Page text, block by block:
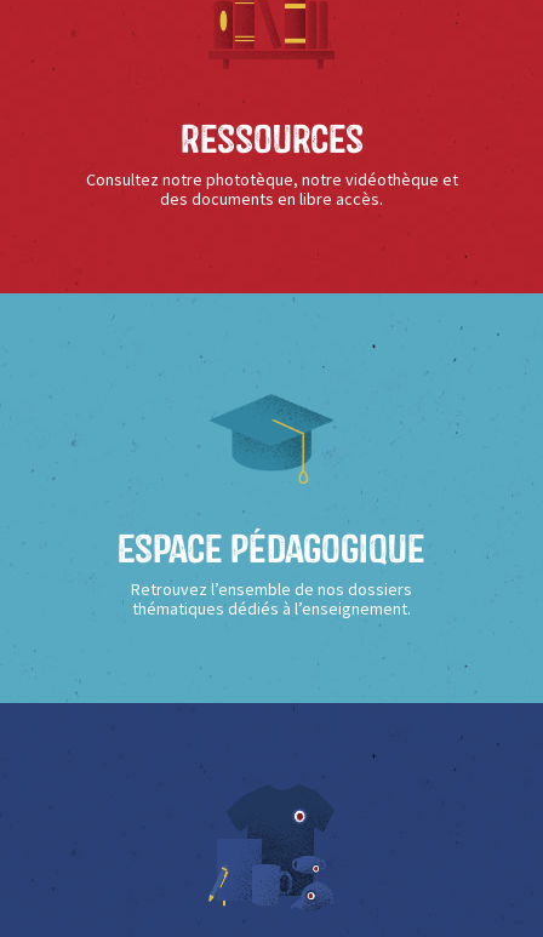
Ressources
Consultez notre phototèque, notre vidéothèque et
des documents en libre accès.
Espace Pédagogique
Retrouvez l’ensemble de nos dossiers
thématiques dédiés à l’enseignement.